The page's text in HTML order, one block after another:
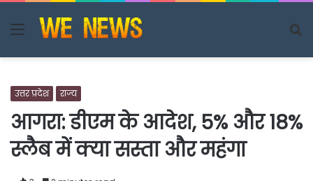
Menu
उत्तर प्रदेश राज्य
आगरा: डीएम के आदेश, 5% और 18%
स्लैब में क्या सस्ता और महंगा